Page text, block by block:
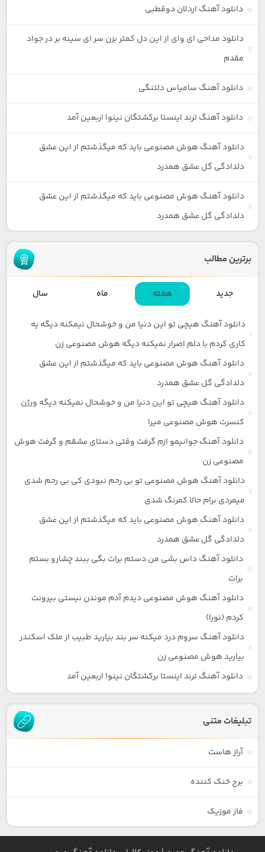
دانلود آهنگ اردلان دوقطبی
دانلود مداحی ای وای از این دل کمتر بزن سر ای سینه بر در جواد
مقدم
دانلود آهنگ سامیاس دلتنگی
دانلود آهنگ ترند اینستا برکشتگان نینوا اربعین آمد
دانلود آهنگ هوش مصنوعی باید که میگذشتم از این عشق
دلدادگی گل عشق همدرد
دانلود آهنگ هوش مصنوعی باید که میگذشتم از این عشق
دلدادگی گل عشق همدرد
برترین مطالب
جدید هفته ماه سال
دانلود آهنگ هیچی تو این دنیا من و خوشحال نیمکنه دیگه یه
کاری کردم با دلم اصرار نمیکنه دیگه هوش مصنوعی زن
دانلود آهنگ هوش مصنوعی باید که میگذشتم از این عشق
دلدادگی گل عشق همدرد
دانلود آهنگ هیچی تو این دنیا من و خوشحال نمیکنه دیگه ورژن
کنسرت هوش مصنوعی میرا
دانلود آهنگ جوانیمو ازم گرفت وقتی دستای عشقم و گرفت هوش
مصنوعی زن
دانلود آهنگ هوش مصنوعی تو بی رحم نبودی کی بی رحم شدی
میمردی برام حالا کمرنگ شدی
دانلود آهنگ هوش مصنوعی باید که میگذشتم از این عشق
دلدادگی گل عشق همدرد
دانلود آهنگ داس بشی من دستم برات بگی ببند چشارو بستم
برات
دانلود آهنگ هوش مصنوعی دیدم آدم موندن نیستی بیرونت
کردم (نورا)
دانلود آهنگ سروم درد میکنه سر بند بیارید طبیب از ملک اسکندر
بیارید هوش مصنوعی زن
دانلود آهنگ ترند اینستا برکشتگان نینوا اربعین آمد
تبلیغات متنی
آراز هاست
برج خنک کننده
فاز موزیک